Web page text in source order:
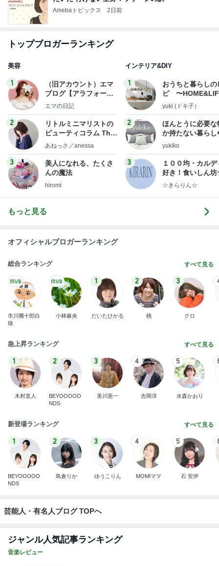
Amebaトピックス 2日前
トップブロガーランキング
美容
1
（旧アカウント）エマ
ブログ【アラフォー会
社売却セカンドライ
エマの日記
2
リトルミニマリストの
ビューティコラム The
little minimalist's bea
あねっさ／anessa
3
美人になれる、たくさ
んの魔法
hiromi
インテリア&DIY
1
おうちと暮らしの
ピ 〜
yuki (ドキ子）
2
ほんとうに必要な
か持たない暮ら
ep Life Simple◆
yukiko
3
１００均・カルデ
好き！食いしん
らりん☆のブログ
☆きらりん☆
もっと見る
オフィシャルブロガーランキング
総合ランキング すべて見る
市川團十郎白
猿
小林麻央
1
だいたひかる
2
桃
3
クロ
急上昇ランキング すべて見る
1
木村直人
2
BEYOOOOO
NDS
3
美川憲一
4
吉岡淳
5
水森かおり
新登場ランキング すべて見る
1
BEYOOOOO
NDS
2
島倉りか
3
ゆうこりん
4
MOMIママ
5
石 安伊
芸能人・有名人ブログ TOPへ
ジャンル人気記事ランキング
音楽レビュー